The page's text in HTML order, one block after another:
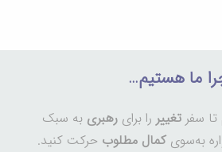
ما هستیم…
سفر تغییر را برای رهبری به سبک
به‌سوی کمال مطلوب حرکت کنید.